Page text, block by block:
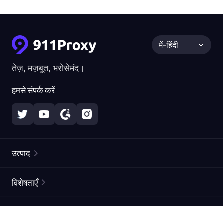
तेज़, मज़बूत, भरोसेमंद।
हमसे संपर्क करें
में-हिंदी
उत्पाद
विशेषताएँ